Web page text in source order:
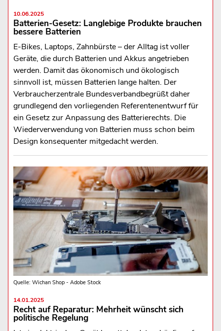
10.06.2025
Batterien-Gesetz: Langlebige Produkte brauchen
bessere Batterien
E-Bikes, Laptops, Zahnbürste – der Alltag ist voller
Geräte, die durch Batterien und Akkus angetrieben
werden. Damit das ökonomisch und ökologisch
sinnvoll ist, müssen Batterien lange halten. Der
Verbraucherzentrale Bundesverbandbegrüßt daher
grundlegend den vorliegenden Referentenentwurf für
ein Gesetz zur Anpassung des Batterierechts. Die
Wiederverwendung von Batterien muss schon beim
Design konsequenter mitgedacht werden.
Quelle: Wichan Shop - Adobe Stock
14.01.2025
Recht auf Reparatur: Mehrheit wünscht sich
politische Regelung